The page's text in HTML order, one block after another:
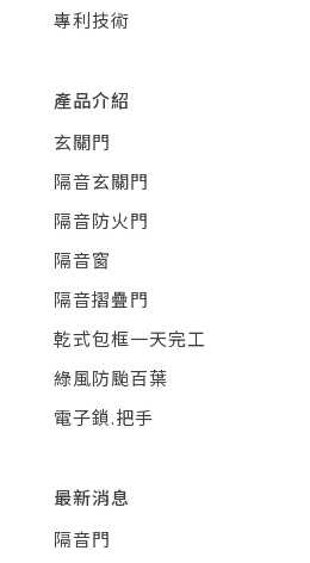
專利技術
產品介紹
玄關門
隔音玄關門
隔音防火門
隔音窗
隔音摺疊門
乾式包框一天完工
綠風防颱百葉
電子鎖.把手
最新消息
隔音門